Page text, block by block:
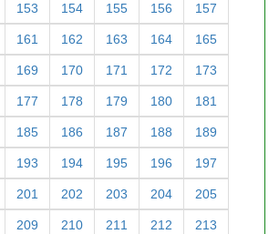
153 154 155 156 157
161 162 163 164 165
169 170 171 172 173
177 178 179 180 181
185 186 187 188 189
193 194 195 196 197
201 202 203 204 205
209 210 211 212 213